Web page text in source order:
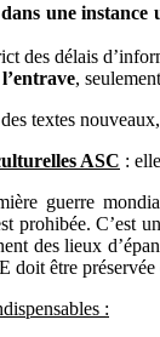
une instance
des délais
,
textes
ASC :
guerre
prohibée. C’est
des lieux
doit être
: